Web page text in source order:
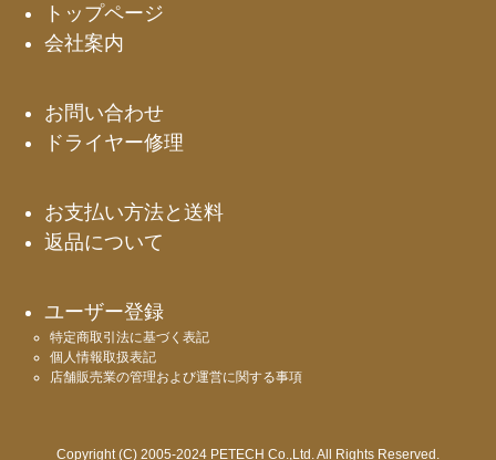
トップページ
会社案内
お問い合わせ
ドライヤー修理
お支払い方法と送料
返品について
ユーザー登録
特定商取引法に基づく表記
個人情報取扱表記
店舗販売業の管理および運営に関する事項
Copyright (C) 2005-2024 PETECH Co.,Ltd. All Rights Reserved.